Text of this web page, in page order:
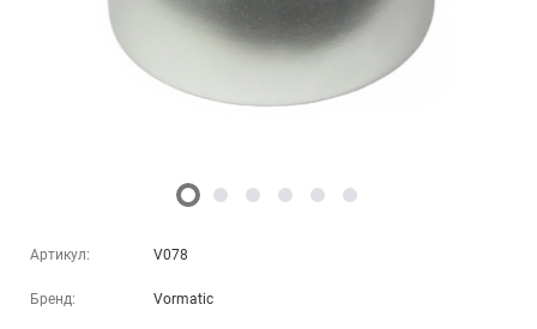
Артикул: V078
Бренд: Vormatic